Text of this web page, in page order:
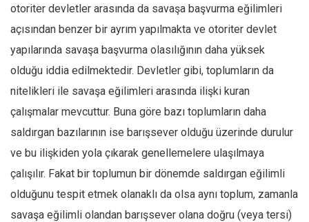
otoriter devletler arasında da savaşa başvurma eğilimleri
açısından benzer bir ayrım yapılmakta ve otoriter devlet
yapılarında savaşa başvurma olasılığının daha yüksek
olduğu iddia edilmektedir. Devletler gibi, toplumların da
nitelikleri ile savaşa eğilimleri arasında ilişki kuran
çalışmalar mevcuttur. Buna göre bazı toplumların daha
saldırgan bazılarının ise barışsever olduğu üzerinde durulur
ve bu ilişkiden yola çıkarak genellemelere ulaşılmaya
çalışılır. Fakat bir toplumun bir dönemde saldırgan eğilimli
olduğunu tespit etmek olanaklı da olsa aynı toplum, zamanla
savaşa eğilimli olandan barışsever olana doğru (veya tersi)